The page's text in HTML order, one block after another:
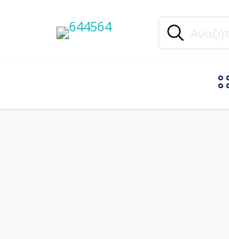
Αναζήτηση...